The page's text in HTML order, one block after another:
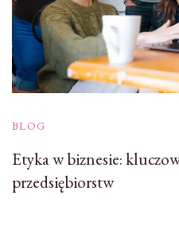
BLOG
Etyka w biznesie:
przedsiębiorstw